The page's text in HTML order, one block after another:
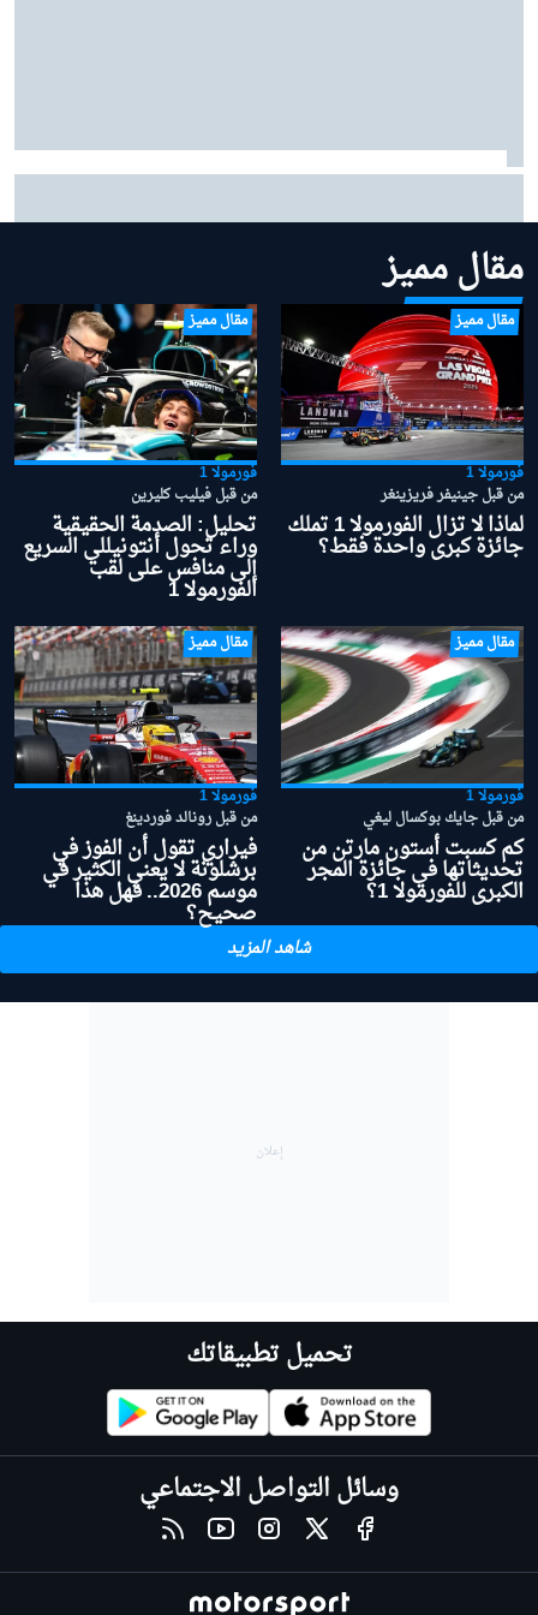
مرسيدس: "من المبكر جدًا" منح الأفضلية لأنتونيللي في
مقال مميز
مقال مميز
فورمولا 1
من قبل جينيفر فريزينغر
لماذا لا تزال الفورمولا 1 تملك
جائزة كبرى واحدة فقط؟
مقال مميز
فورمولا 1
من قبل فيليب كليرين
تحليل: الصدمة الحقيقية
وراء تحول أنتونيللي السريع
إلى منافس على لقب
الفورمولا 1
مقال مميز
فورمولا 1
من قبل جايك بوكسال ليغي
كم كسبت أستون مارتن من
تحديثاتها في جائزة المجر
الكبرى للفورمولا 1؟
مقال مميز
فورمولا 1
من قبل رونالد فوردينغ
فيراري تقول أن الفوز في
برشلونة لا يعني الكثير في
موسم 2026.. فهل هذا
صحيح؟
شاهد المزيد
تحميل تطبيقاتك
وسائل التواصل الاجتماعي